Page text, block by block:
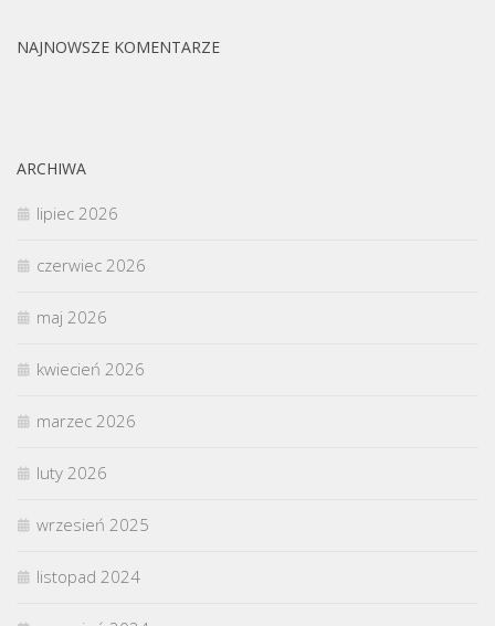
NAJNOWSZE KOMENTARZE
ARCHIWA
lipiec 2026
czerwiec 2026
maj 2026
kwiecień 2026
marzec 2026
luty 2026
wrzesień 2025
listopad 2024